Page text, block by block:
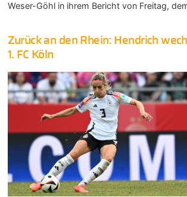
Weser-Göhl in ihrem Bericht von Freitag,
Zurück an den Rhein: Hendrich
1. FC Köln